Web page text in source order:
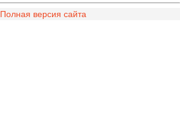
Полная версия сайта